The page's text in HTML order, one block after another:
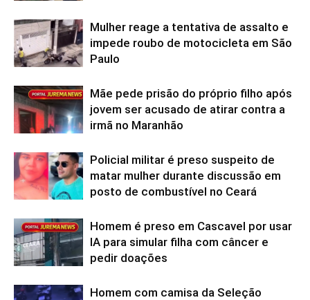
Mulher reage a tentativa de assalto e
impede roubo de motocicleta em São
Paulo
Mãe pede prisão do próprio filho após
jovem ser acusado de atirar contra a
irmã no Maranhão
Policial militar é preso suspeito de
matar mulher durante discussão em
posto de combustível no Ceará
Homem é preso em Cascavel por usar
IA para simular filha com câncer e
pedir doações
Homem com camisa da Seleção